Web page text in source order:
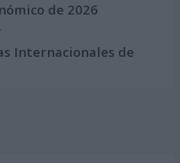
de 2026
Internacionales de